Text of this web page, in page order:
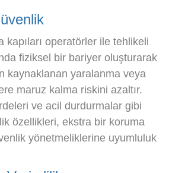
kapıları operatörler ile tehlikeli
fiziksel bir bariyer oluşturarak
kaynaklanan yaralanma veya
maruz kalma riskini azaltır.
ve acil durdurmalar gibi
özellikleri, ekstra bir koruma
yönetmeliklerine uyumluluk